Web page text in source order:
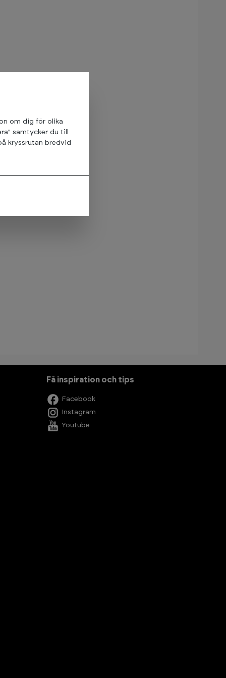
Få inspiration och tips
Facebook
Instagram
Youtube
om dig för olika
samtycker du till
kryssrutan bredvid